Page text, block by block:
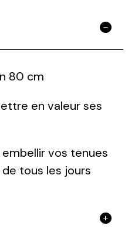
80 cm
en valeur ses
vos tenues
tous les jours